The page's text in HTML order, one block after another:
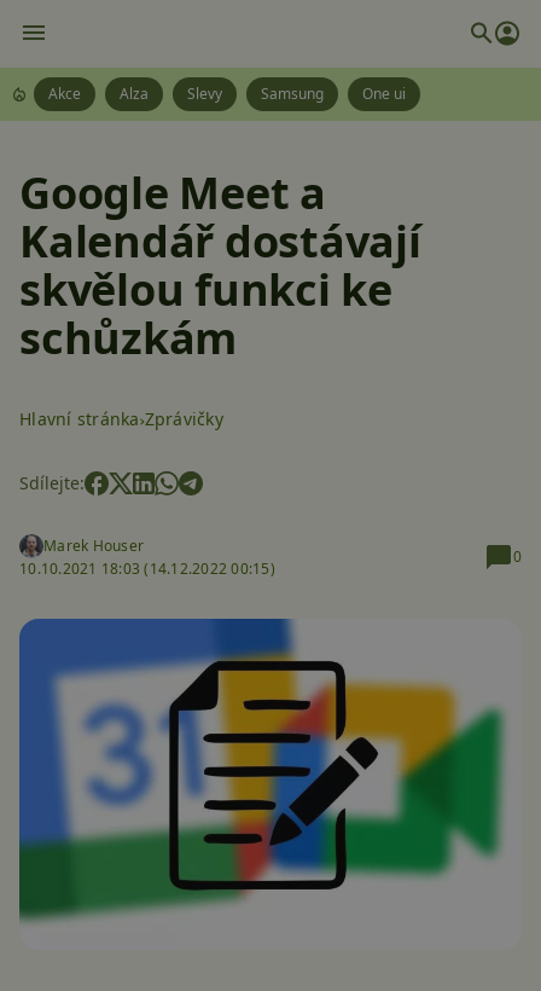
Akce Alza Slevy Samsung One ui
Google Meet a
Kalendář dostávají
skvělou funkci ke
schůzkám
Hlavní stránka Zprávičky
Sdílejte:
Marek Houser
10.10.2021 18:03 (14.12.2022 00:15)
0